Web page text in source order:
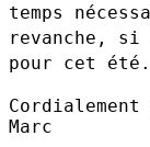
temps
revanche,
pour cet été.
Cordialement
Marc